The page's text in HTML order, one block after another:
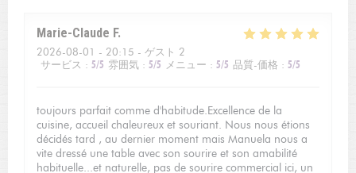
Marie-Claude F
2026-08-01 - 20:15 - ゲスト 2
サービス : 5/5 雰囲気 : 5/5 メニュー : 5/5 品質-価格 : 5/5
toujours parfait comme d'habitude.Excellence de la
cuisine, accueil chaleureux et souriant. Nous nous étions
décidés tard , au dernier moment mais Manuela nous a
vite dressé une table avec son sourire et son amabilité
habituelle...et naturelle, pas de sourire commercial ici, un